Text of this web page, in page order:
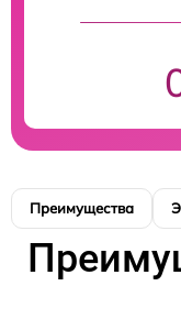
Преимущества